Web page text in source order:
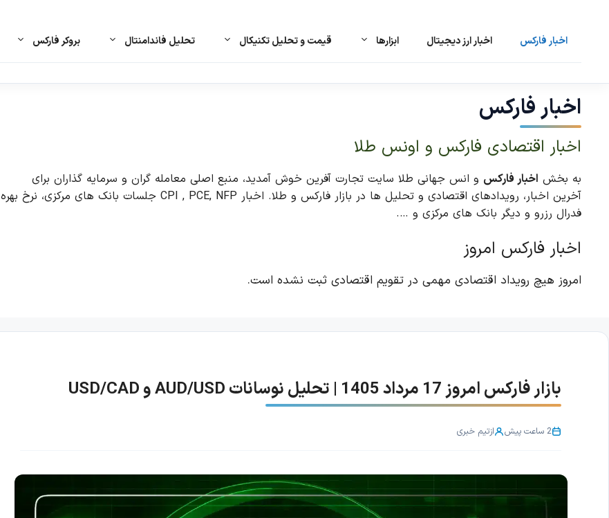
اخبار فارکس اخبار ارز دیجیتال ابزارها قیمت و تحلیل تکنیکال تحلیل فاندامنتال بروکر فارکس
اخبار فارکس
اخبار اقتصادی فارکس و اونس طلا
به بخش اخبار فارکس و انس جهانی طلا سایت تجارت آفرین خوش آمدید، منبع اصلی معامله گران و سرمایه گذاران برای
آخرین اخبار، رویدادهای اقتصادی و تحلیل ها در بازار فارکس و طلا. اخبار CPI , PCE, NFP جلسات بانک های مرکزی، نرخ بهره
فدرال رزرو و دیگر بانک های مرکزی و ….
اخبار فارکس امروز
امروز هیچ رویداد اقتصادی مهمی در تقویم اقتصادی ثبت نشده است.
بازار فارکس امروز 17 مرداد 1405 | تحلیل نوسانات AUD/USD و USD/CAD
2 ساعت پیش ازتیم خبری